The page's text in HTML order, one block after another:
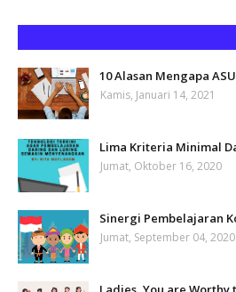
10 Alasan Mengapa
Kamis, Januari 14, 2021
Lima Kriteria Minimal
Jumat, Oktober 16, 2020
Sinergi Pembelajaran
Jumat, September 04, 2020